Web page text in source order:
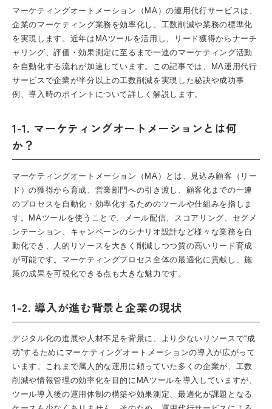
マーケティングオートメーション（MA）の運用代行サービスは、
企業のマーケティング業務を効率化し、工数削減や業務の標準化
を実現します。近年はMAツールを活用し、リード獲得からナーチ
ャリング、評価・効果測定に至るまで一連のマーケティング活動
を自動化する流れが加速しています。この記事では、MA運用代行
サービスで企業が半分以上の工数削減を実現した秘訣や成功事
例、導入時のポイントについて詳しく解説します。
1-1. マーケティングオートメーションとは何
か？
マーケティングオートメーション（MA）
とは、見込み顧客（リー
ド）の獲得から育成、営業部門への引き渡し、顧客化までの一連
のプロセスを自動化・効率化するためのツールや仕組みを指しま
す。MAツールを使うことで、メール配信、スコアリング、セグメ
ンテーション、キャンペーンのシナリオ設計など様々な業務を自
動化でき、人的リソースを大きく削減しつつ質の高いリード育成
が可能です。マーケティングプロセス全体の最適化に貢献し、施
策の成果を可視化できる点も大きな魅力です。
1-2. 導入が進む背景と企業の現状
デジタル化の進展や人材不足を背景に、より少ないリソースで“成
功”するために マーケティングオートメーションの導入が広がって
います。これまで属人的な運用に頼っていた多くの企業が、工数
削減や情報管理の効率化を目的にMAツールを導入していますが、
ツール導入後の運用体制の構築や効果測定、最適化が課題となる